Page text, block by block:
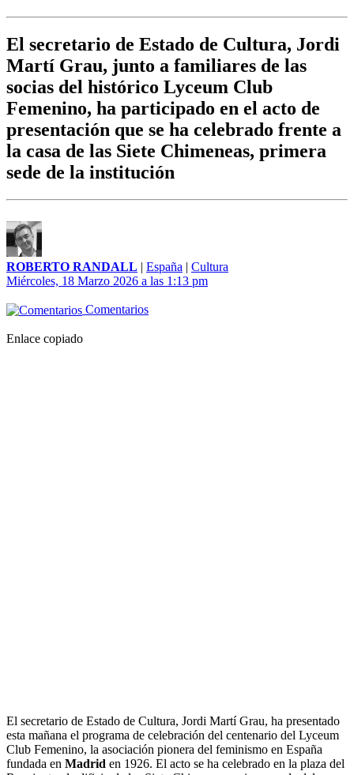
El secretario de Estado de Cultura, Jordi
Martí Grau, junto a familiares de las
socias del histórico Lyceum Club
Femenino, ha participado en el acto de
presentación que se ha celebrado frente a
la casa de las Siete Chimeneas, primera
sede de la institución
ROBERTO RANDALL | España | Cultura
Miércoles, 18 Marzo 2026 a las 1:13 pm
Comentarios
Enlace copiado
El secretario de Estado de Cultura, Jordi Martí Grau, ha presentado
esta mañana el programa de celebración del centenario del Lyceum
Club Femenino, la asociación pionera del feminismo en España
fundada en Madrid en 1926. El acto se ha celebrado en la plaza del